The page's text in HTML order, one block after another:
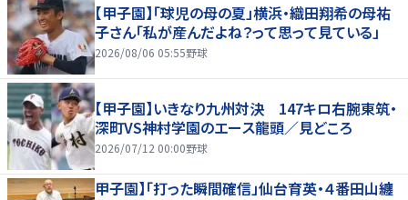
【甲子園】「球児の母の夏」横浜・織田翔希の母祐
子さん「私が産んだよね？って思って見ている」
2026/08/06 05:55野球
【甲子園】いきなり九州対決 147キロ右腕東筑・
深町VS神村学園のエース龍頭／見どころ
2026/07/12 00:00野球
甲子園】「打った瞬間確信」仙台育英・４番田山纏